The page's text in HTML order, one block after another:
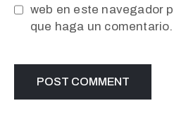
web en este navegador
que haga un comentario.